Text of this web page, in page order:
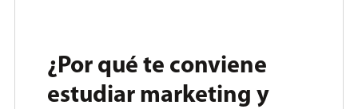
¿Por qué te conviene
estudiar marketing y